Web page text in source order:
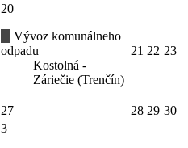
20
Vývoz komunálneho
odpadu
Kostolná -
Záriečie (Trenčín)
21 22 23
27 28 29 30
3